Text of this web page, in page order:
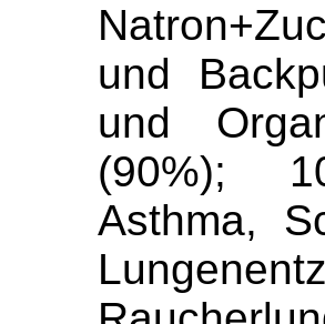
und
und
(90%);
Asthma,